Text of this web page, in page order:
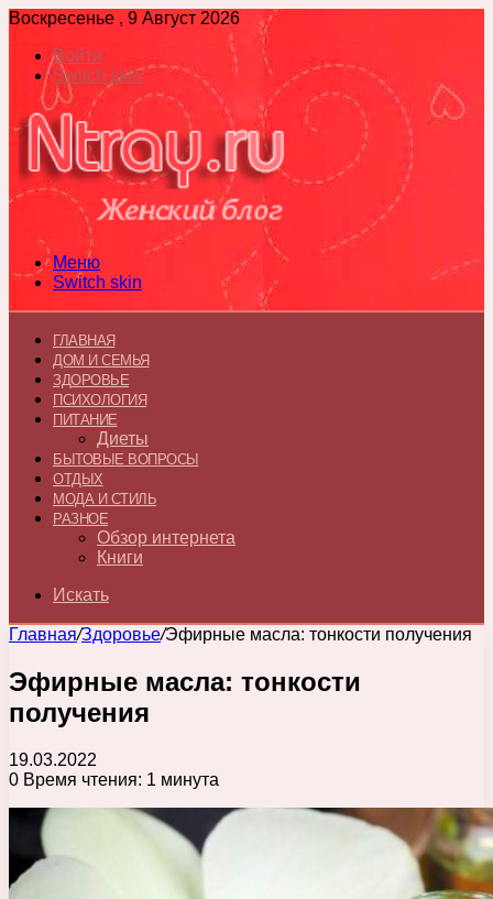
Воскресенье , 9 Август 2026
Войти
Switch skin
Меню
Switch skin
ГЛАВНАЯ
ДОМ И СЕМЬЯ
ЗДОРОВЬЕ
ПСИХОЛОГИЯ
ПИТАНИЕ
Диеты
БЫТОВЫЕ ВОПРОСЫ
ОТДЫХ
МОДА И СТИЛЬ
РАЗНОЕ
Обзор интернета
Книги
Искать
Главная/Здоровье/Эфирные масла: тонкости получения
Эфирные масла: тонкости
получения
19.03.2022
0 Время чтения: 1 минута